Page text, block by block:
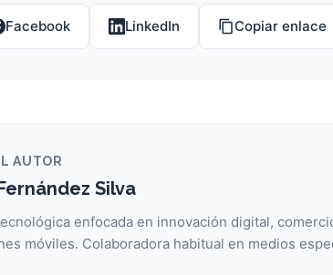
Facebook LinkedIn Copiar enlace
AUTOR
Silva
enfocada en innovación digital,
móviles. Colaboradora habitual en medios